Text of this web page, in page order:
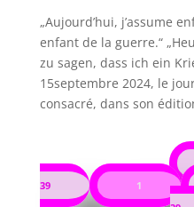
„Aujourd’hui, j’assume
enfant de la guerre.“
zu sagen, dass ich ein
15septembre 2024, le
consacré, dans son
39
1